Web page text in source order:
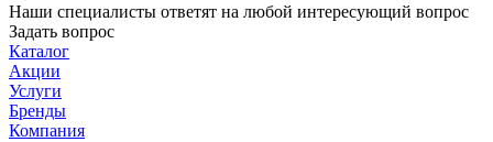
Наши специалисты ответят на любой интересующий вопрос
Задать вопрос
Каталог
Акции
Услуги
Бренды
Компания